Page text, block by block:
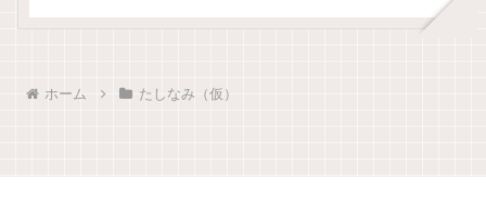
ホーム たしなみ（仮）